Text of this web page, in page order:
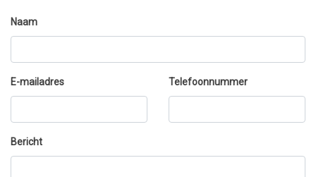
Naam
E-mailadres Telefoonnummer
Bericht